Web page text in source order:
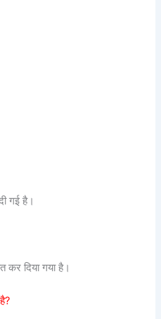
गई है।
दिया गया है।